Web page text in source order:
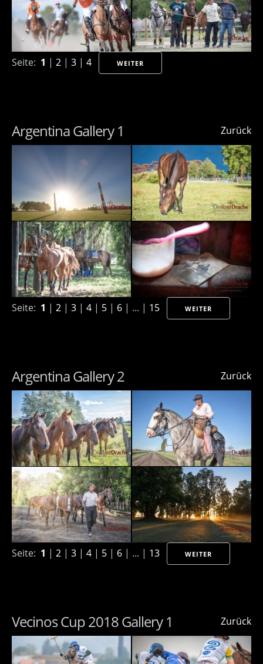
Seite: 1 | 2 | 3 | 4 WEITER
Zurück
Argentina Gallery 1
Seite: 1 | 2 | 3 | 4 | 5 | 6 | ... | 15 WEITER
Zurück
Argentina Gallery 2
Seite: 1 | 2 | 3 | 4 | 5 | 6 | ... | 13 WEITER
Zurück
Vecinos Cup 2018 Gallery 1